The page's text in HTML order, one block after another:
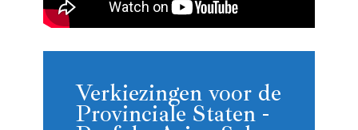
Verkiezingen voor de
Provinciale Staten -